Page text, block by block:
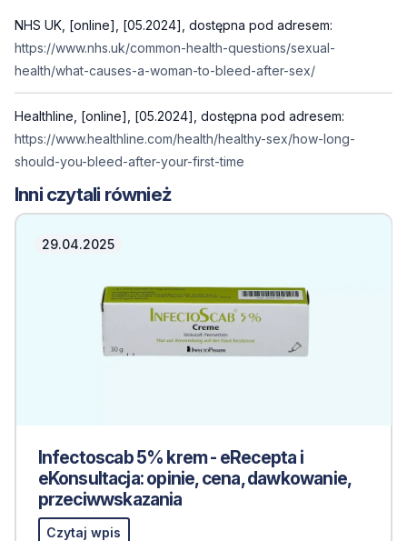
NHS UK, [online], [05.2024], dostępna pod adresem:
https://www.nhs.uk/common-health-questions/sexual-
health/what-causes-a-woman-to-bleed-after-sex/
Healthline, [online], [05.2024], dostępna pod adresem:
https://www.healthline.com/health/healthy-sex/how-long-
should-you-bleed-after-your-first-time
Inni czytali również
29.04.2025
Infectoscab 5% krem - eRecepta i
eKonsultacja: opinie, cena, dawkowanie,
przeciwwskazania
Czytaj wpis